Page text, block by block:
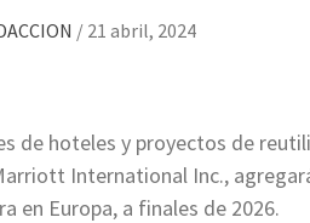
/ 21 abril, 2024
de hoteles y proyectos de
International Inc.,
en Europa, a finales de 2026.